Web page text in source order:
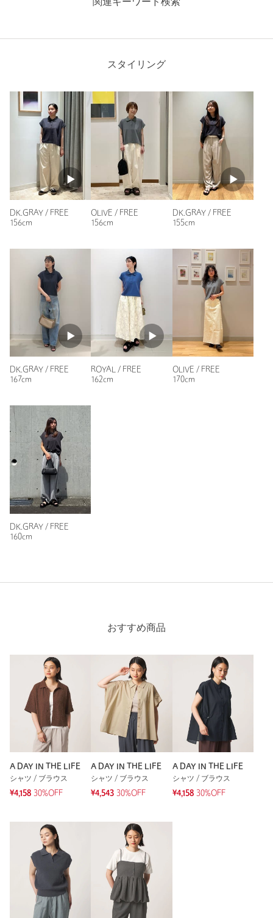
シンプルだけど、着心地もよく、丈感もちょうど良いです。お
性別：女性
40代後半
158cm
普段の着用サイズ：
1人が参考になったと回答
参考になった
※レビューは、個人の主観による感想・体感によるもので、商品の効果や性
能を保証するものではありません。
もっと見る
関連キーワード検索
スタイリング
DK.GRAY / FREE
156cm
OLIVE / FREE
156cm
DK.GRAY / FREE
155cm
DK.GRAY / FREE
167cm
ROYAL / FREE
162cm
OLIVE / FREE
170cm
DK.GRAY / FREE
160cm
おすすめ商品
A DAY IN THE LIFE
シャツ / ブラウス
¥4,158 30%OFF
A DAY IN THE LIFE
シャツ / ブラウス
¥4,543 30%OFF
A DAY IN THE LIFE
シャツ / ブラウス
¥4,158 30%OFF